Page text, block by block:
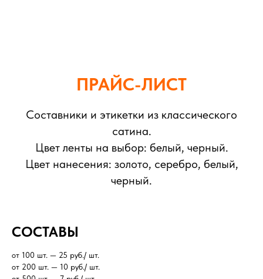
ПРАЙС-ЛИСТ
Составники и этикетки из классического
сатина.
Цвет ленты на выбор: белый, черный.
Цвет нанесения: золото, серебро, белый,
черный.
СОСТАВЫ
от 100 шт. — 25 руб./ шт.
от 200 шт. — 10 руб./ шт.